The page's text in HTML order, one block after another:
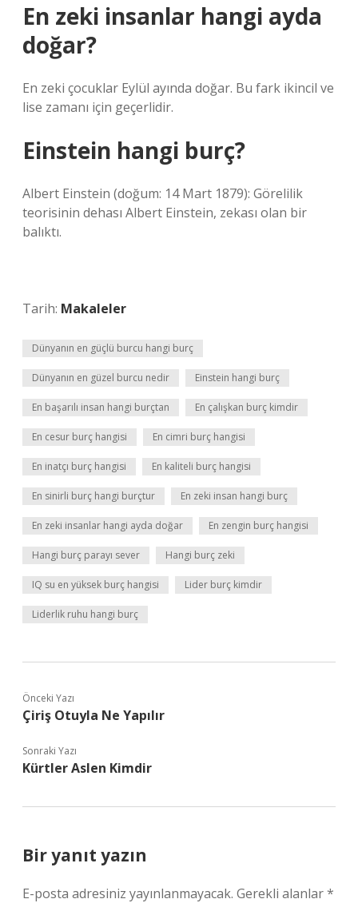
En zeki insanlar hangi ayda
doğar?
En zeki çocuklar Eylül ayında doğar. Bu fark ikincil ve
lise zamanı için geçerlidir.
Einstein hangi burç?
Albert Einstein (doğum: 14 Mart 1879): Görelilik
teorisinin dehası Albert Einstein, zekası olan bir
balıktı.
Tarih: Makaleler
Dünyanın en güçlü burcu hangi burç
Dünyanın en güzel burcu nedir Einstein hangi burç
En başarılı insan hangi burçtan En çalışkan burç kimdir
En cesur burç hangisi En cimri burç hangisi
En inatçı burç hangisi En kaliteli burç hangisi
En sinirli burç hangi burçtur En zeki insan hangi burç
En zeki insanlar hangi ayda doğar En zengin burç hangisi
Hangi burç parayı sever Hangi burç zeki
IQ su en yüksek burç hangisi Lider burç kimdir
Liderlik ruhu hangi burç
Önceki Yazı
Çiriş Otuyla Ne Yapılır
Sonraki Yazı
Kürtler Aslen Kimdir
Bir yanıt yazın
E-posta adresiniz yayınlanmayacak. Gerekli alanlar*